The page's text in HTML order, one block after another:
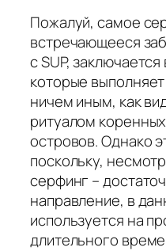
Пожалуй, самое
встречающееся
с SUP,
которые
ничем иным, как
ритуалом
островов. Однако
поскольку,
серфинг –
направление, в
используется на
длительного